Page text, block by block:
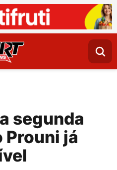
segunda
Prouni já